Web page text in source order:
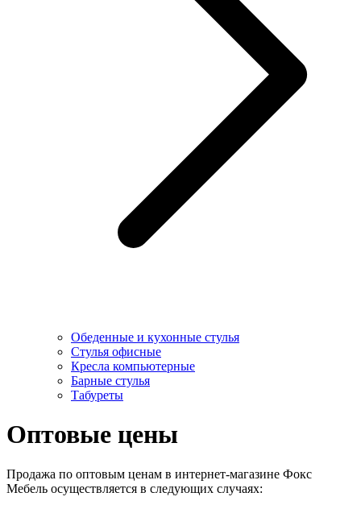
Обеденные и кухонные стулья
Стулья офисные
Кресла компьютерные
Барные стулья
Табуреты
Оптовые цены
Продажа по оптовым ценам в интернет-магазине Фокс
Мебель осуществляется в следующих случаях: